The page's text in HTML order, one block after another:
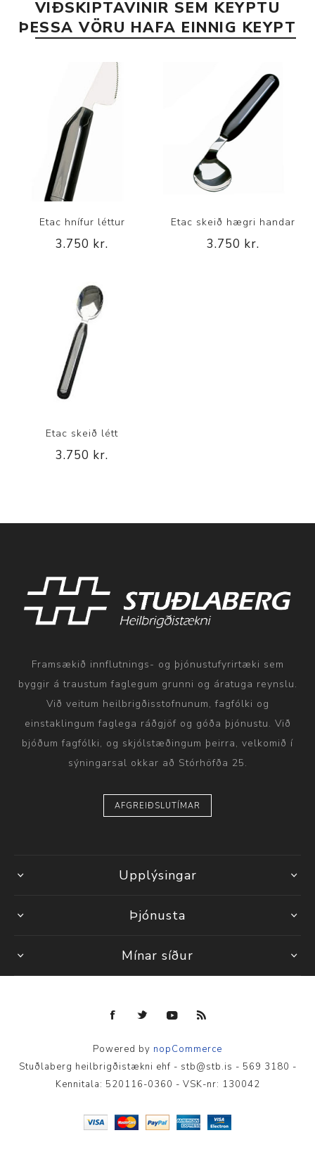
VIÐSKIPTAVINIR SEM KEYPTU
ÞESSA VÖRU HAFA EINNIG KEYPT
Etac hnífur léttur
3.750 kr.
Etac skeið hægri handar
3.750 kr.
Etac skeið létt
3.750 kr.
Framsækið innflutnings- og þjónustufyrirtæki sem
byggir á traustum faglegum grunni og áratuga reynslu.
Við veitum heilbrigðisstofnunum, fagfólki og
einstaklingum faglega ráðgjöf og góða þjónustu. Við
bjóðum fagfólki, og skjólstæðingum þeirra, velkomið í
sýningarsal okkar að Stórhöfða 25.
AFGREIÐSLUTÍMAR
Upplýsingar
Þjónusta
Mínar síður
Powered by nopCommerce
Stuðlaberg heilbrigðistækni ehf - stb@stb.is - 569 3180 -
Kennitala: 520116-0360 - VSK-nr: 130042